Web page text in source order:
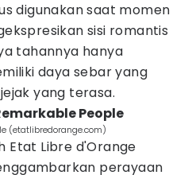
digunakan saat momen
sisi romantis
tahannya hanya
daya sebar yang
yang terasa.
People
(etatlibredorange.com)
Etat Libre d'Orange
perayaan